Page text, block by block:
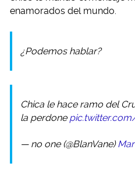
enamorados del mundo.
¿Podemos hablar?
Chica le hace ramo del
la perdone
— no one (@BlanVane)